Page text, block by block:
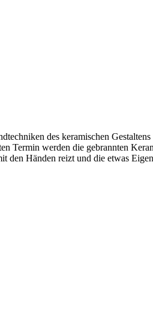
des keramischen
Termin werden die gebrannten
den Händen reizt und die etwas